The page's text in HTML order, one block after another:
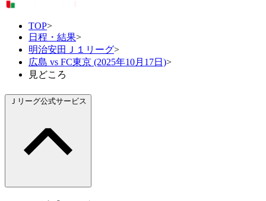
TOP>
日程・結果>
明治安田Ｊ１リーグ>
広島 vs FC東京 (2025年10月17日)>
見どころ
Ｊリーグ公式サービス